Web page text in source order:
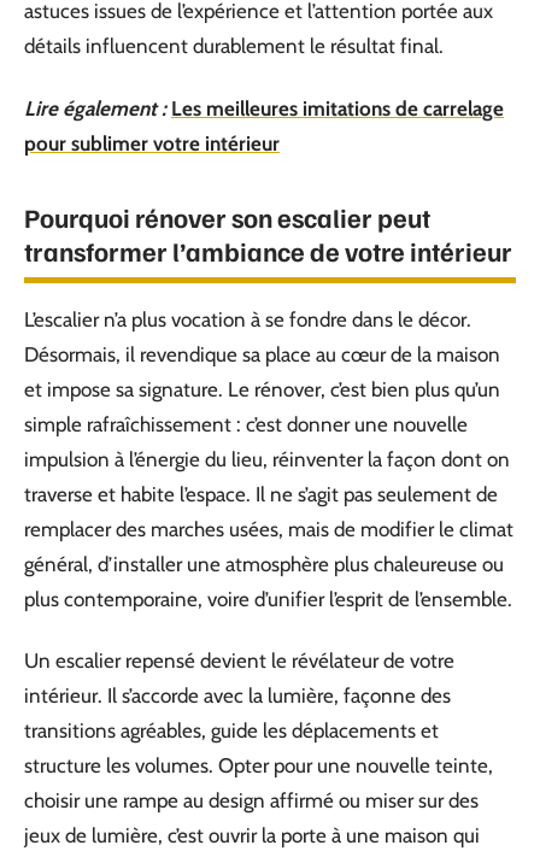
astuces issues de l’expérience et l’attention portée aux
détails influencent durablement le résultat final.
Lire également : Les meilleures imitations de carrelage
pour sublimer votre intérieur
Pourquoi rénover son escalier peut
transformer l’ambiance de votre intérieur
L’escalier n’a plus vocation à se fondre dans le décor.
Désormais, il revendique sa place au cœur de la maison
et impose sa signature. Le rénover, c’est bien plus qu’un
simple rafraîchissement : c’est donner une nouvelle
impulsion à l’énergie du lieu, réinventer la façon dont on
traverse et habite l’espace. Il ne s’agit pas seulement de
remplacer des marches usées, mais de modifier le climat
général, d’installer une atmosphère plus chaleureuse ou
plus contemporaine, voire d’unifier l’esprit de l’ensemble.
Un escalier repensé devient le révélateur de votre
intérieur. Il s’accorde avec la lumière, façonne des
transitions agréables, guide les déplacements et
structure les volumes. Opter pour une nouvelle teinte,
choisir une rampe au design affirmé ou miser sur des
jeux de lumière, c’est ouvrir la porte à une maison qui